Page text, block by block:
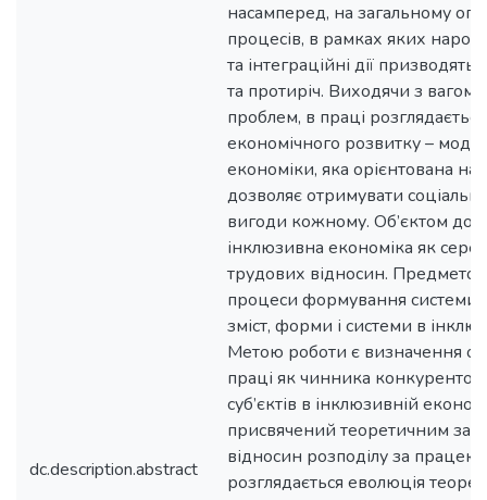
dc.description.abstract
насамперед, на загальному
процесів, в рамках яких
та інтеграційні дії
та протиріч. Виходячи з
проблем, в праці
економічного розвитку –
економіки, яка орієнтована на
дозволяє отримувати
вигоди кожному. Об’єктом
інклюзивна економіка як
трудових відносин.
процеси формування системи
зміст, форми і системи в
Метою роботи є визначення
праці як чинника
суб’єктів в інклюзивній
присвячений теоретичним
відносин розподілу за
розглядається еволюція